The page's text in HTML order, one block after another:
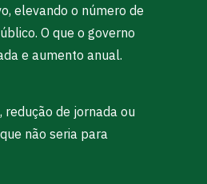
elevando o número de
O que o governo
e aumento anual.
de jornada ou
não seria para